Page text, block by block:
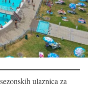
ulaznica za